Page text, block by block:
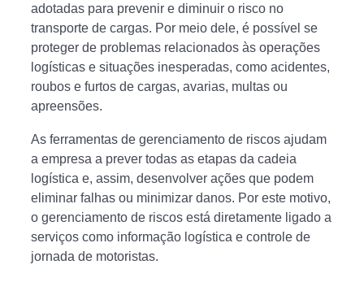
adotadas para prevenir e diminuir o risco no
transporte de cargas. Por meio dele, é possível se
proteger de problemas relacionados às operações
logísticas e situações inesperadas, como acidentes,
roubos e furtos de cargas, avarias, multas ou
apreensões.
As ferramentas de gerenciamento de riscos ajudam
a empresa a prever todas as etapas da cadeia
logística e, assim, desenvolver ações que podem
eliminar falhas ou minimizar danos. Por este motivo,
o gerenciamento de riscos está diretamente ligado a
serviços como informação logística e controle de
jornada de motoristas.